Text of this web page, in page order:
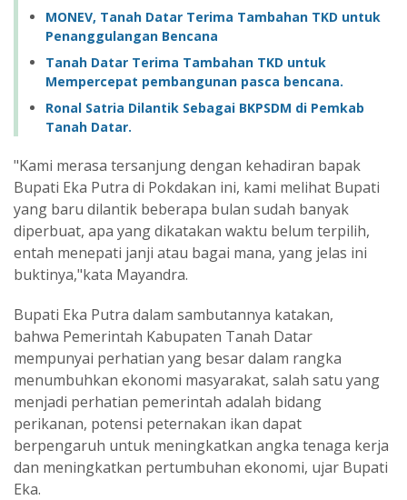
MONEV, Tanah Datar Terima Tambahan TKD untuk
Penanggulangan Bencana
Tanah Datar Terima Tambahan TKD untuk
Mempercepat pembangunan pasca bencana.
Ronal Satria Dilantik Sebagai BKPSDM di Pemkab
Tanah Datar.
"Kami merasa tersanjung dengan kehadiran bapak
Bupati Eka Putra di Pokdakan ini, kami melihat Bupati
yang baru dilantik beberapa bulan sudah banyak
diperbuat, apa yang dikatakan waktu belum terpilih,
entah menepati janji atau bagai mana, yang jelas ini
buktinya,"kata Mayandra.
Bupati Eka Putra dalam sambutannya katakan,
bahwa Pemerintah Kabupaten Tanah Datar
mempunyai perhatian yang besar dalam rangka
menumbuhkan ekonomi masyarakat, salah satu yang
menjadi perhatian pemerintah adalah bidang
perikanan, potensi peternakan ikan dapat
berpengaruh untuk meningkatkan angka tenaga kerja
dan meningkatkan pertumbuhan ekonomi, ujar Bupati
Eka.